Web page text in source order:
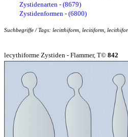
Zystidenarten - (8679)
Zystidenformen - (6800)
Suchbegriffe / Tags: lecitthiform, lecitiform,
lecythiforme Zystiden - Flammer, T© 842